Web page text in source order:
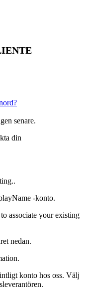
senare.
din
-konto.
associate your existing
nedan.
konto hos oss. Välj